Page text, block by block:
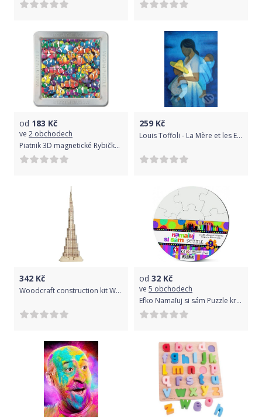
od 183 Kč
ve 2 obchodech
Piatnik 3D magnetické Rybičky Klauni 16 dílků
259 Kč
Louis Toffoli - La Mère et les Enfants, 1973 - Bluebird
342 Kč
Woodcraft construction kit Woodcraft Dřevěné 3D puzzle věž Dubaj
od 32 Kč
ve 5 obchodech
Efko Namaľuj si sám Puzzle kruh